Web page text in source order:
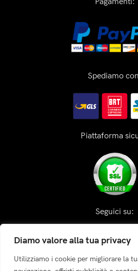
Diamo valore alla tua privacy
Utilizziamo i cookie per migliorare la
Spediamo
Piattaforma
Seguici su: